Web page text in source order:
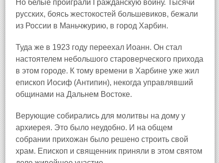
Но белые проиграли Гражданскую войну. Тысячи
русских, боясь жестокостей большевиков, бежали
из России в Маньчжурию, в город Харбин.
Туда же в 1923 году переехал Иоанн. Он стал
настоятелем небольшого староверческого прихода
в этом городе. К тому времени в Харбине уже жил
епископ Иосиф (Антипин), некогда управлявший
общинами на Дальнем Востоке.
Верующие собирались для молитвы на дому у
архиерея. Это было неудобно. И на общем
собрании прихожан было решено строить свой
храм. Епископ и священник приняли в этом святом